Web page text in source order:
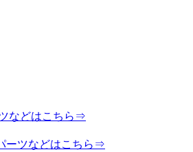
などはこちら⇒
ーツなどはこちら⇒